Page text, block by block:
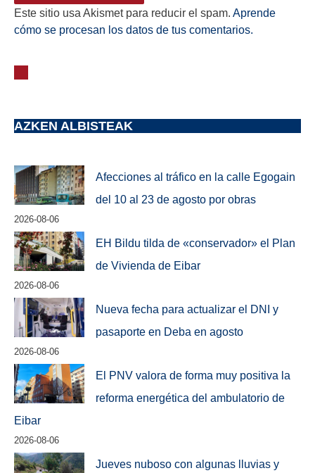
Este sitio usa Akismet para reducir el spam. Aprende
cómo se procesan los datos de tus comentarios.
AZKEN ALBISTEAK
Afecciones al tráfico en la calle Egogain
del 10 al 23 de agosto por obras
2026-08-06
EH Bildu tilda de «conservador» el Plan
de Vivienda de Eibar
2026-08-06
Nueva fecha para actualizar el DNI y
pasaporte en Deba en agosto
2026-08-06
El PNV valora de forma muy positiva la
reforma energética del ambulatorio de
Eibar
2026-08-06
Jueves nuboso con algunas lluvias y